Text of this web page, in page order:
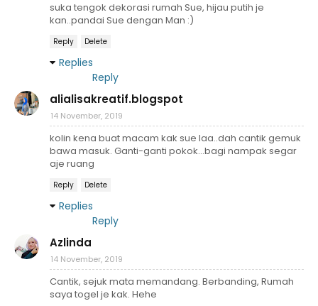
suka tengok dekorasi rumah Sue, hijau putih je
kan..pandai Sue dengan Man :)
Reply Delete
Replies
Reply
alialisakreatif.blogspot
14 November, 2019
kolin kena buat macam kak sue laa..dah cantik gemuk
bawa masuk. Ganti-ganti pokok...bagi nampak segar
aje ruang
Reply Delete
Replies
Reply
Azlinda
14 November, 2019
Cantik, sejuk mata memandang. Berbanding, Rumah
saya togel je kak. Hehe